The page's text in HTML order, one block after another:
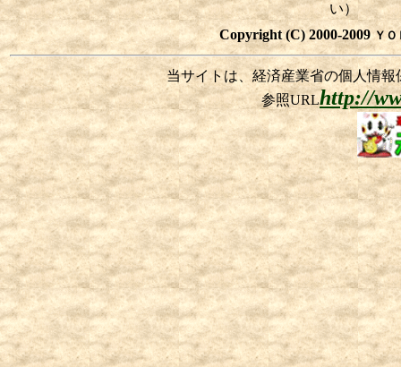
い）
Copyright (C) 2000-2009ＹＯ
当サイトは、経済産業省の個人情
参照URLhttp://